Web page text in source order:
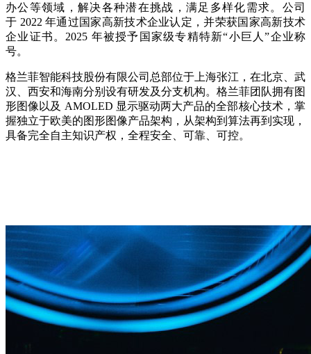
办公等领域，解决各种潜在挑战，满足多样化需求。公司
于 2022 年通过国家高新技术企业认定，并荣获国家高新技术
企业证书。2025 年被授予国家级专精特新“小巨人”企业称
号。
格兰菲智能科技股份有限公司总部位于上海张江，在北京、武
汉、西安和海南分别设有研发及分支机构。格兰菲团队拥有图
形图像以及 AMOLED 显示驱动两大产品的全部核心技术，掌
握独立于欧美的图形图像产品架构，从架构到算法再到实现，
具备完全自主知识产权，全程安全、可靠、可控。